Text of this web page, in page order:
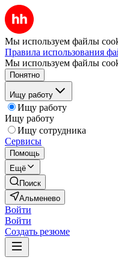
Мы используем файлы
Правила использования
Мы используем файлы
Понятно
Ищу работу
Ищу работу
Ищу работу
Ищу сотрудника
Сервисы
Помощь
Ещё
Поиск
Альменево
Войти
Войти
Создать резюме